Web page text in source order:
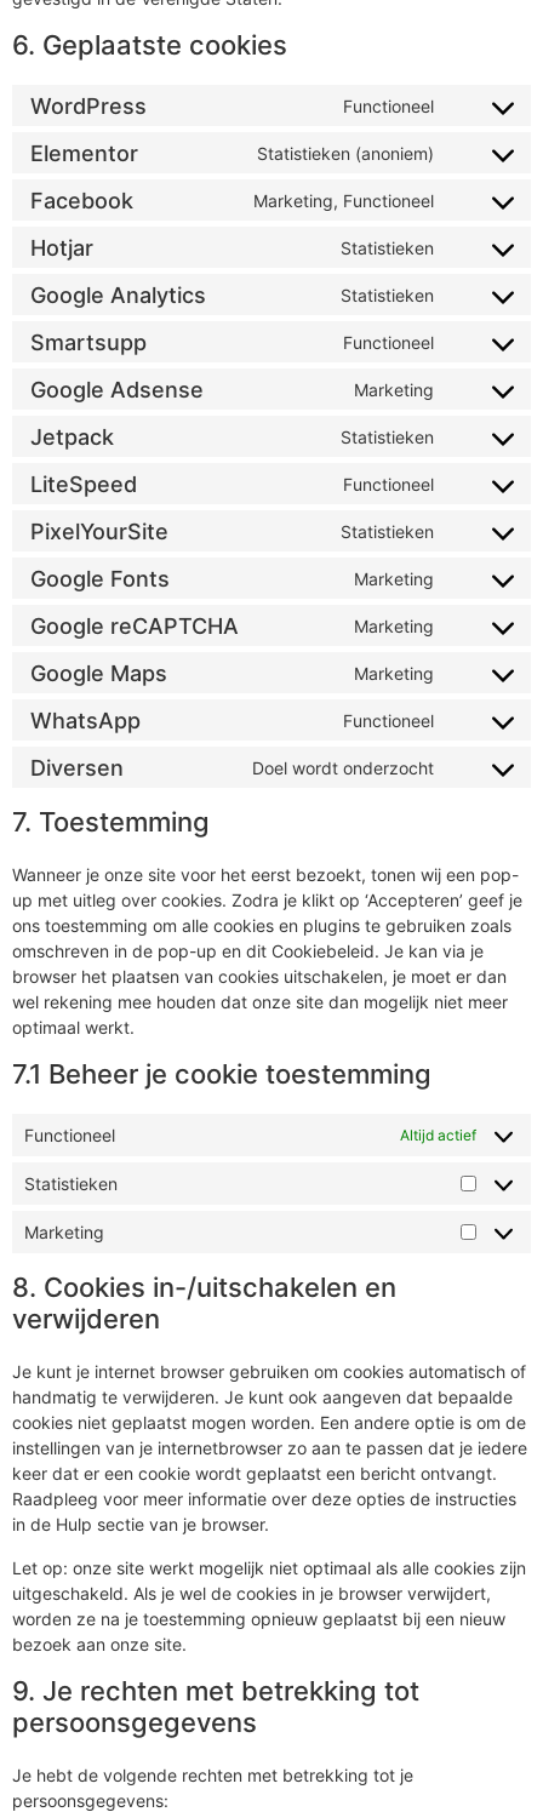
6. Geplaatste cookies
WordPress Functioneel
Elementor Statistieken (anoniem)
Facebook Marketing, Functioneel
Hotjar Statistieken
Google Analytics Statistieken
Smartsupp Functioneel
Google Adsense Marketing
Jetpack Statistieken
LiteSpeed Functioneel
PixelYourSite Statistieken
Google Fonts Marketing
Google reCAPTCHA Marketing
Google Maps Marketing
WhatsApp Functioneel
Diversen Doel wordt onderzocht
7. Toestemming
Wanneer je onze site voor het eerst bezoekt, tonen wij een pop-
up met uitleg over cookies. Zodra je klikt op ‘Accepteren’ geef je
ons toestemming om alle cookies en plugins te gebruiken zoals
omschreven in de pop-up en dit Cookiebeleid. Je kan via je
browser het plaatsen van cookies uitschakelen, je moet er dan
wel rekening mee houden dat onze site dan mogelijk niet meer
optimaal werkt.
7.1 Beheer je cookie toestemming
Functioneel Altijd actief
Statistieken
Marketing
8. Cookies in-/uitschakelen en
verwijderen
Je kunt je internet browser gebruiken om cookies automatisch of
handmatig te verwijderen. Je kunt ook aangeven dat bepaalde
cookies niet geplaatst mogen worden. Een andere optie is om de
instellingen van je internetbrowser zo aan te passen dat je iedere
keer dat er een cookie wordt geplaatst een bericht ontvangt.
Raadpleeg voor meer informatie over deze opties de instructies
in de Hulp sectie van je browser.
Let op: onze site werkt mogelijk niet optimaal als alle cookies zijn
uitgeschakeld. Als je wel de cookies in je browser verwijdert,
worden ze na je toestemming opnieuw geplaatst bij een nieuw
bezoek aan onze site.
9. Je rechten met betrekking tot
persoonsgegevens
Je hebt de volgende rechten met betrekking tot je
persoonsgegevens: